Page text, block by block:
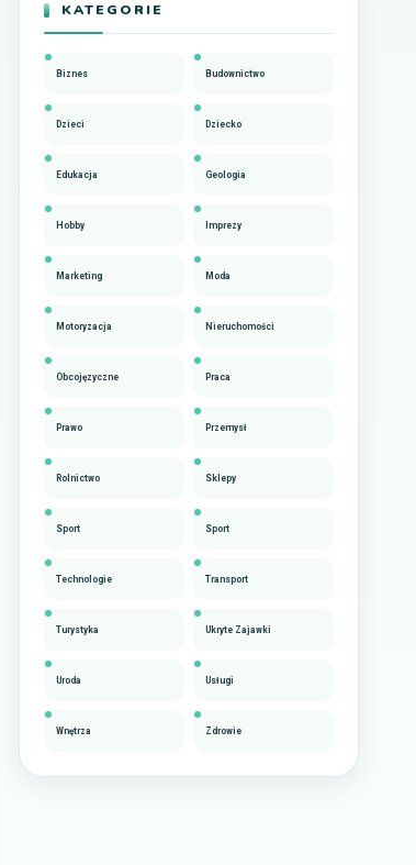
KATEGORIE
Biznes Budownictwo
Dzieci Dziecko
Edukacja Geologia
Hobby Imprezy
Marketing Moda
Motoryzacja Nieruchomości
Obcojęzyczne Praca
Prawo Przemysł
Rolnictwo Sklepy
Sport Sport
Technologie Transport
Turystyka Ukryte Zajawki
Uroda Usługi
Wnętrza Zdrowie